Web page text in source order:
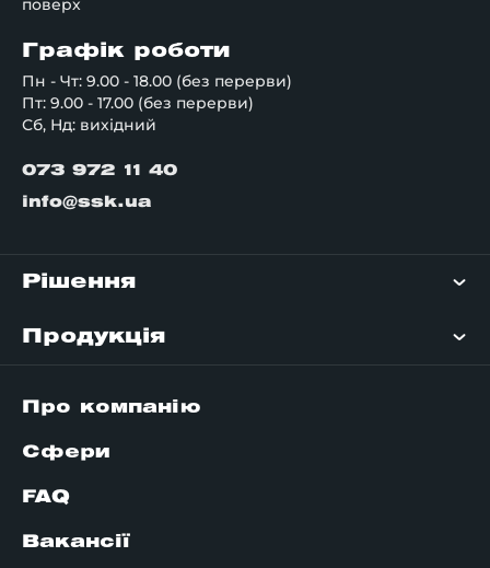
поверх
Графік роботи
Пн - Чт: 9.00 - 18.00 (без перерви)
Пт: 9.00 - 17.00 (без перерви)
Сб, Нд: вихідний
073 972 11 40
info@ssk.ua
Рішення
Продукція
Про компанію
Сфери
FAQ
Вакансії